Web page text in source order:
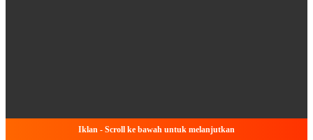
Iklan - Scroll ke bawah untuk melanjutkan